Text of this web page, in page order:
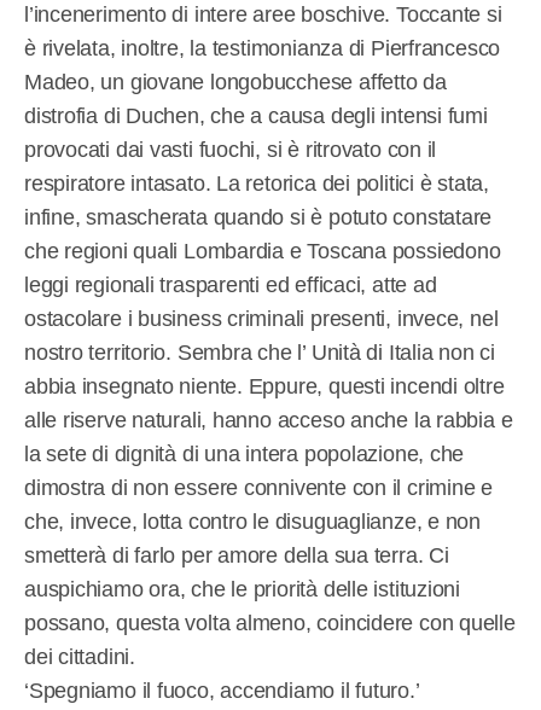
l’incenerimento di intere aree boschive. Toccante si
è rivelata, inoltre, la testimonianza di Pierfrancesco
Madeo, un giovane longobucchese affetto da
distrofia di Duchen, che a causa degli intensi fumi
provocati dai vasti fuochi, si è ritrovato con il
respiratore intasato. La retorica dei politici è stata,
infine, smascherata quando si è potuto constatare
che regioni quali Lombardia e Toscana possiedono
leggi regionali trasparenti ed efficaci, atte ad
ostacolare i business criminali presenti, invece, nel
nostro territorio. Sembra che l’ Unità di Italia non ci
abbia insegnato niente. Eppure, questi incendi oltre
alle riserve naturali, hanno acceso anche la rabbia e
la sete di dignità di una intera popolazione, che
dimostra di non essere connivente con il crimine e
che, invece, lotta contro le disuguaglianze, e non
smetterà di farlo per amore della sua terra. Ci
auspichiamo ora, che le priorità delle istituzioni
possano, questa volta almeno, coincidere con quelle
dei cittadini.
‘Spegniamo il fuoco, accendiamo il futuro.’